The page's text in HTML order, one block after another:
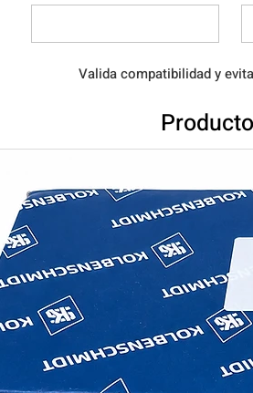
Valida compatibilidad y